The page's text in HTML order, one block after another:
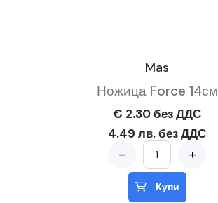
Mas
Ножица Force 14см
€ 2.30 без ДДС
4.49 лв. без ДДС
- +
Купи